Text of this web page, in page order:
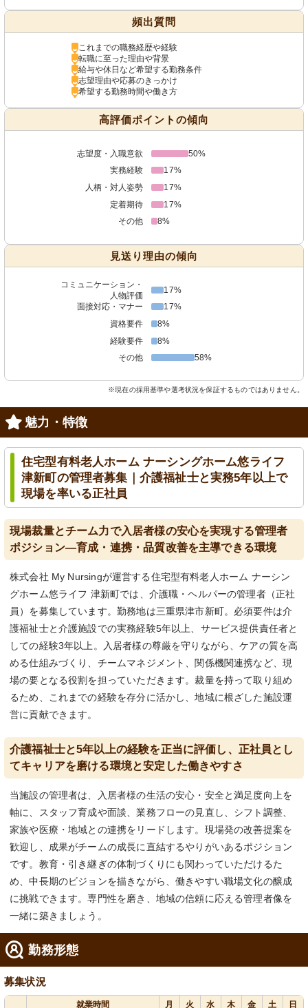
頻出質問
これまでの職務経歴や経験
転職に至った理由や背景
給与や休日など希望する勤務条件
志望理由や応募のきっかけ
希望する勤務時間や働き方
高評価ポイントの傾向
志望度・入職意欲
50%
実務経験
17%
人柄・対人姿勢
17%
定着期待
17%
その他
8%
見送り理由の傾向
コミュニケーション・
人物評価
17%
面接対応・マナー
17%
資格要件
8%
経験要件
8%
その他
58%
※現在の採用基準や選考状況を保証するものではありません。
魅力・特徴
住宅型有料老人ホーム ナーシングホーム悠ライフ
津新町の管理者募集｜介護福祉士と実務5年以上で
現場を率いる正社員
現場裁量とチーム力で入居者様の安心を実現する管理者
ポジション—育成・連携・品質改善を主導できる環境
株式会社 My Nursingが運営する住宅型有料老人ホーム ナーシン
グホーム悠ライフ 津新町では、介護職・ヘルパーの管理者（正社
員）を募集しています。勤務地は三重県津市新町。必須要件は介
護福祉士と介護施設での実務経験5年以上、サービス提供責任者と
しての経験3年以上。入居者様の尊厳を守りながら、ケアの質を高
める仕組みづくり、チームマネジメント、関係機関連携など、現
場の要となる役割を担っていただきます。裁量を持って取り組め
るため、これまでの経験を存分に活かし、地域に根ざした施設運
営に貢献できます。
介護福祉士と5年以上の経験を正当に評価し、正社員とし
てキャリアを磨ける環境と安定した働きやすさ
当施設の管理者は、入居者様の生活の安心・安全と満足度向上を
軸に、スタッフ育成や面談、業務フローの見直し、シフト調整、
家族や医療・地域との連携をリードします。現場発の改善提案を
歓迎し、成果がチームの成長に直結するやりがいあるポジション
です。教育・引き継ぎの体制づくりにも関わっていただけるた
め、中長期のビジョンを描きながら、働きやすい職場文化の醸成
に挑戦できます。専門性を磨き、地域の信頼に応える管理者像を
一緒に築きましょう。
勤務形態
募集状況
就業時間 月 火 水 木 金 土 日